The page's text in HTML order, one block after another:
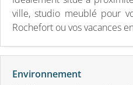
ville, studio meublé pour
Rochefort ou vos vacances
Environnement